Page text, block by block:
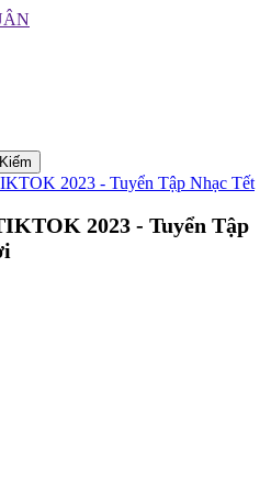
2023 - Tuyển Tập